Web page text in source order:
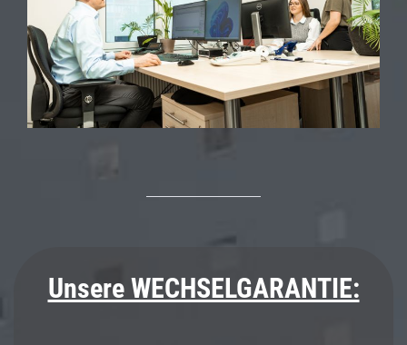
Unsere WECHSELGARANTIE: